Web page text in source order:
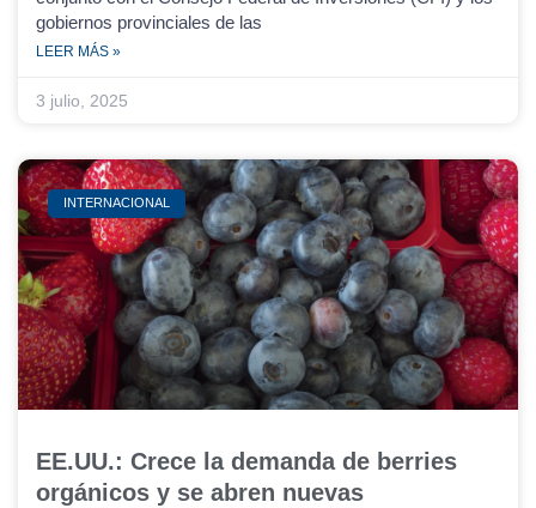
gobiernos provinciales de las
LEER MÁS »
3 julio, 2025
INTERNACIONAL
EE.UU.: Crece la demanda de berries
orgánicos y se abren nuevas